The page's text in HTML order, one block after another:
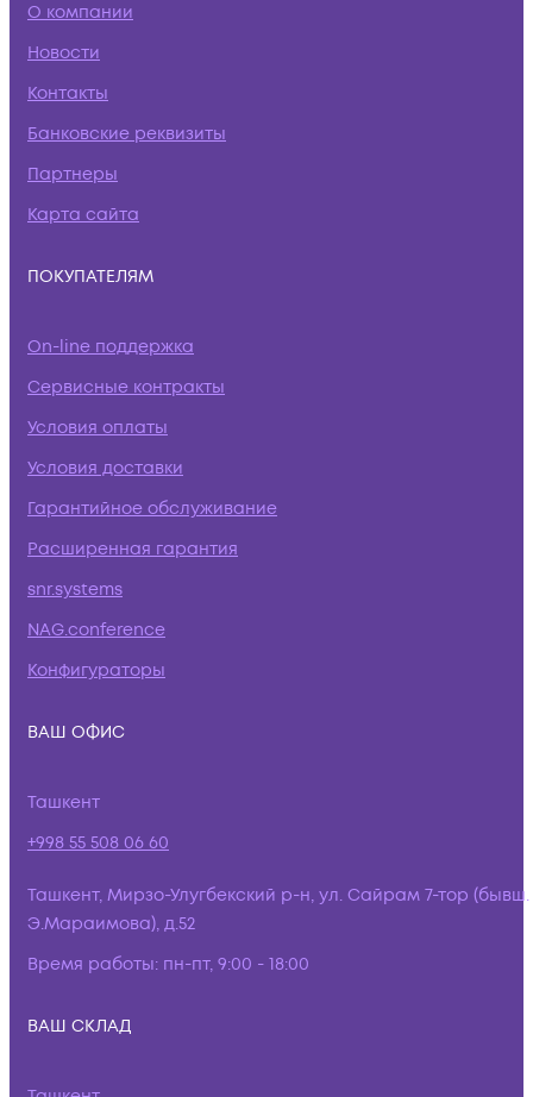
О компании
Новости
Контакты
Банковские реквизиты
Партнеры
Карта сайта
ПОКУПАТЕЛЯМ
On-line поддержка
Сервисные контракты
Условия оплаты
Условия доставки
Гарантийное обслуживание
Расширенная гарантия
snr.systems
NAG.conference
Конфигураторы
ВАШ ОФИС
Ташкент
+998 55 508 06 60
Ташкент, Мирзо-Улугбекский р-н, ул. Сайрам 7-тор (бывш.
Э.Мараимова), д.52
Время работы: пн-пт, 9:00 - 18:00
ВАШ СКЛАД